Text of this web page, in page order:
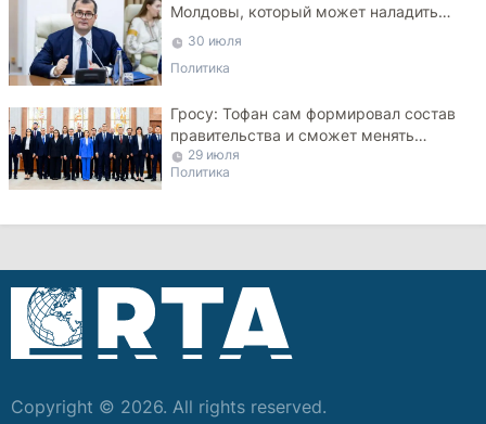
Молдовы, который может наладить
мосты с Турцией
30 июля
Политика
Гросу: Тофан сам формировал состав
правительства и сможет менять
министров
29 июля
Политика
Copyright © 2026. All rights reserved.